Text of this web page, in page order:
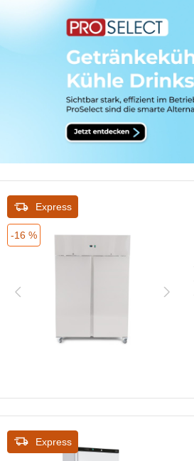
-16 %
Express
Express